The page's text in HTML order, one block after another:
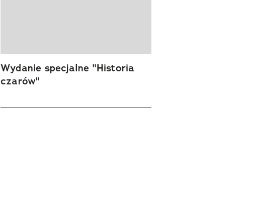
Wydanie specjalne "Historia
czarów"